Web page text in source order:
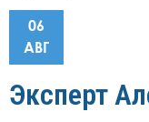
06
АВГ
Эксперт